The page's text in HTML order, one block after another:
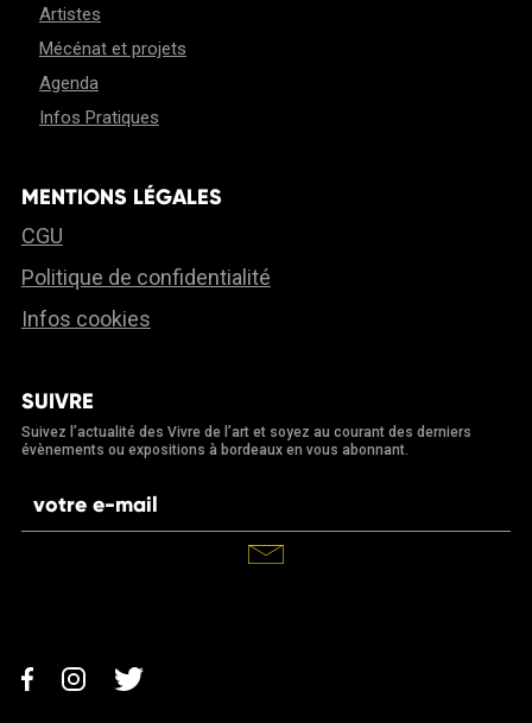
Artistes
Mécénat et projets
Agenda
Infos Pratiques
MENTIONS LÉGALES
CGU
Politique de confidentialité
Infos cookies
SUIVRE
Suivez l’actualité des Vivre de l’art et soyez au courant des derniers
évènements ou expositions à bordeaux en vous abonnant.